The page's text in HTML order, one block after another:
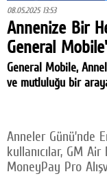
Bilim
Kültür-sanat
Sağlık
Künye
İletişim
08.05.2025 13:53
Annenize Bir
General
General Mobile,
ve mutluluğu bir
Anneler Günü’nde
kullanıcılar, GM
MoneyPay Pro